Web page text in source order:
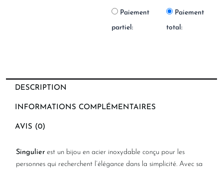
Paiement
partiel:
Paiement
total:
DESCRIPTION
INFORMATIONS COMPLÉMENTAIRES
AVIS (0)
Singulier est un bijou en acier inoxydable conçu pour les
personnes qui recherchent l’élégance dans la simplicité. Avec sa